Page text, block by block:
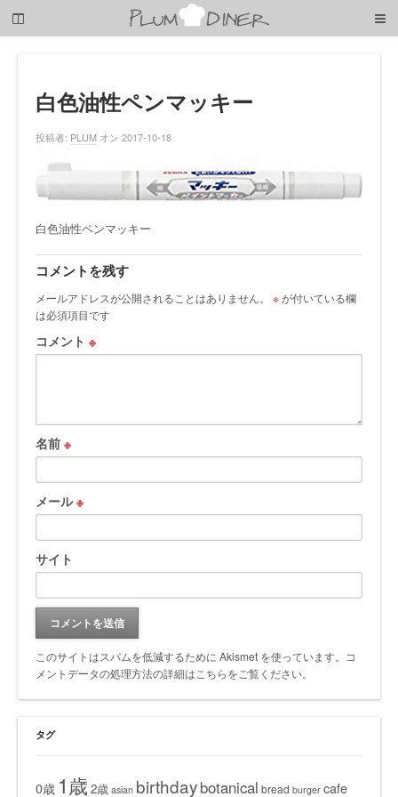
子
白色油性ペンマッキー
投稿者: PLUM オン 2017-10-18
白色油性ペンマッキー
コメントを残す
メールアドレスが公開されることはありません。 ※が付いている欄
は必須項目です
コメント ※
名前 ※
メール※
サイト
このサイトはスパムを低減するために Akismet を使っています。
コ
メントデータの処理方法の詳細はこちらをご覧ください。
タグ
0歳 1歳 2歳 asian birthdaybotanical bread burger cafe